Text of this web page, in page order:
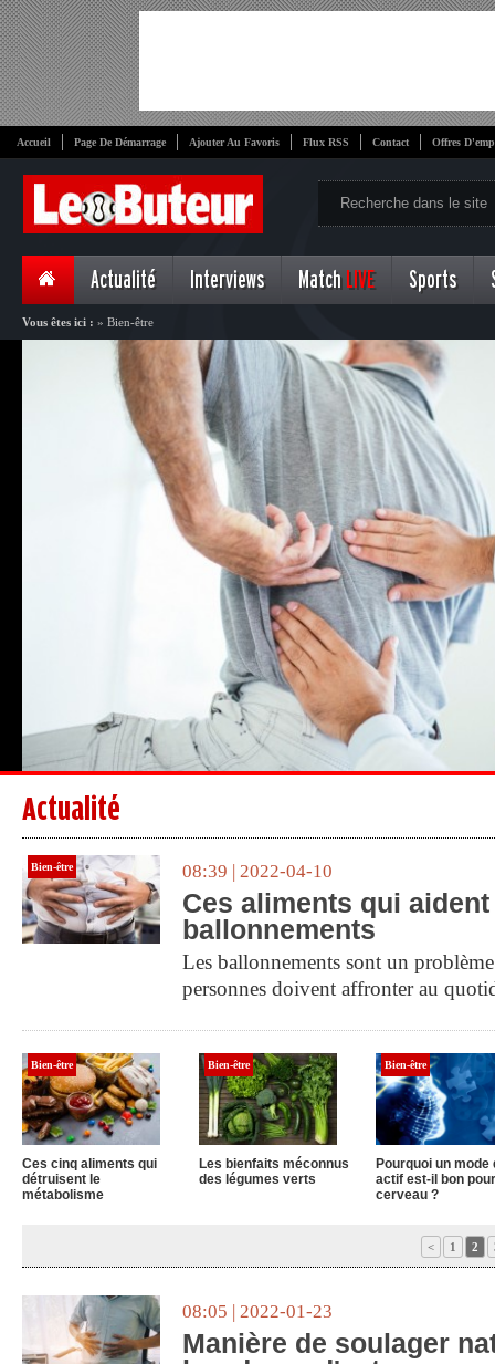
Accueil Page De Démarrage Ajouter Au Favoris Flux RSS Contact Offres
Actualité Interviews Match LIVE Sports
Vous êtes ici : » Bien-être
Actualité
Bien-être 08:39 | 2022-04-10
Ces aliments qui
ballonnements
Les ballonnements sont un
personnes doivent affronter au
Bien-être
Ces cinq aliments qui
détruisent le
métabolisme
Bien-être
Les bienfaits méconnus
des légumes verts
Bien-être
Pourquoi un mode
actif est-il bon
cerveau ?
< 1 2
08:05 | 2022-01-23
Manière de soulager